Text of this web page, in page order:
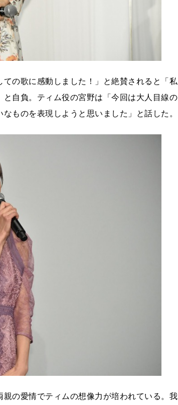
の歌に感動しました！」と絶賛されると「私
自負。ティム役の宮野は「今回は大人目線の
ものを表現しようと思いました」と話した。
の愛情でティムの想像力が培われている。我